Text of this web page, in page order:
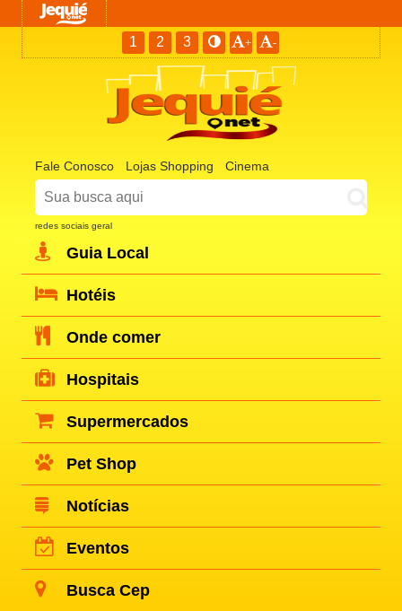
1 2 3 + -
Fale Conosco Lojas Shopping Cinema
redes sociais geral
Guia Local
Hotéis
Onde comer
Hospitais
Supermercados
Pet Shop
Notícias
Eventos
Busca Cep